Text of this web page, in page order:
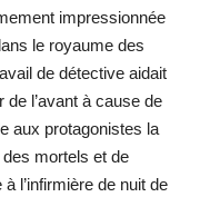
impressionnée
le royaume des
de détective aidait
de l’avant à cause de
aux protagonistes la
mortels et de
l’infirmière de nuit de